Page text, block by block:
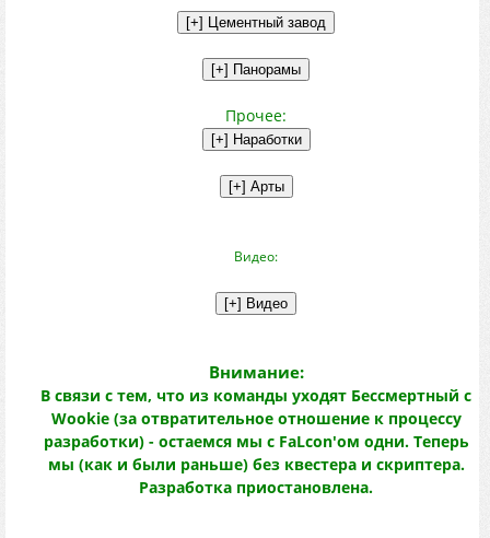
Прочее:
Видео:
Внимание:
В связи с тем, что из команды уходят Бессмертный с
Wookie (за отвратительное отношение к процессу
разработки) - остаемся мы с FaLcon'ом одни. Теперь
мы (как и были раньше) без квестера и скриптера.
Разработка приостановлена.